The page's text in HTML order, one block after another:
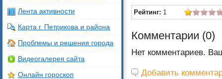
Рейтинг: 1
Комментарии (0)
Нет комментариев.
Добавить
Лента активности
Карта г. Петрикова и района
Проблемы и решения города
Видеогалерея сайта
Онлайн гороскоп